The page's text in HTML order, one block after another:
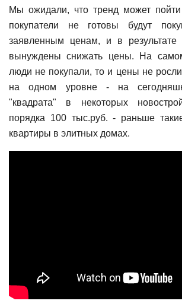
Мы ожидали, что тренд может пойти
покупатели не готовы будут
заявленным ценам, и в результате
вынуждены снижать цены. На
люди не покупали, то и цены не
на одном уровне - на
"квадрата" в некоторых
порядка 100 тыс.руб. - раньше
квартиры в элитных домах.